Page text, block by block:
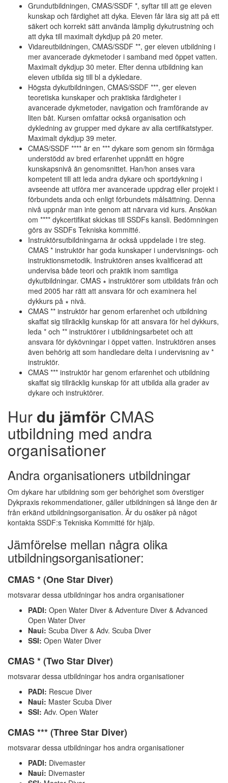
Grundutbildningen, CMAS/SSDF *, syftar till att ge eleven
kunskap och färdighet att dyka. Eleven får lära sig att på ett
säkert och korrekt sätt använda lämplig dykutrustning och
att dyka till maximalt dykdjup på 20 meter.
Vidareutbildningen, CMAS/SSDF **, ger eleven utbildning i
mer avancerade dykmetoder i samband med öppet vatten.
Maximalt dykdjup 30 meter. Efter denna utbildning kan
eleven utbilda sig till bl a dykledare.
Högsta dykutbildningen, CMAS/SSDF ***, ger eleven
teoretiska kunskaper och praktiska färdigheter i
avancerade dykmetoder, navigation och framförande av
liten båt. Kursen omfattar också organisation och
dykledning av grupper med dykare av alla certifikatstyper.
Maximalt dykdjup 39 meter.
CMAS/SSDF **** är en *** dykare som genom sin förmåga
understödd av bred erfarenhet uppnått en högre
kunskapsnivå än genomsnittet. Han/hon anses vara
kompetent till att leda andra dykare och sportdykning i
avseende att utföra mer avancerade uppdrag eller projekt i
förbundets anda och enligt förbundets målsättning. Denna
nivå uppnår man inte genom att närvara vid kurs. Ansökan
om **** dykcertifikat skickas till SSDFs kansli. Bedömningen
görs av SSDFs Tekniska kommitté.
Instruktörsutbildningarna är också uppdelade i tre steg.
CMAS * instruktör har goda kunskaper i undervisnings- och
instruktionsmetodik. Instruktören anses kvalificerad att
undervisa både teori och praktik inom samtliga
dykutbildningar. CMAS ∗ instruktörer som utbildats från och
med 2005 har rätt att ansvara för och examinera hel
dykkurs på ∗ nivå.
CMAS ** instruktör har genom erfarenhet och utbildning
skaffat sig tillräcklig kunskap för att ansvara för hel dykkurs,
leda * och ** instruktörer i utbildningsarbetet och att
ansvara för dykövningar i öppet vatten. Instruktören anses
även behörig att som handledare delta i undervisning av *
instruktör.
CMAS *** instruktör har genom erfarenhet och utbildning
skaffat sig tillräcklig kunskap för att utbilda alla grader av
dykare och instruktörer.
Hur du jämför CMAS
utbildning med andra
organisationer
Andra organisationers utbildningar
Om dykare har utbildning som ger behörighet som överstiger
Dykpraxis rekommendationer, gäller utbildningen så länge den är
från erkänd utbildningsorganisation. Är du osäker på något
kontakta SSDF:s Tekniska Kommitté för hjälp.
Jämförelse mellan några olika
utbildningsorganisationer:
CMAS * (One Star Diver)
motsvarar dessa utbildningar hos andra organisationer
PADI: Open Water Diver & Adventure Diver & Advanced
Open Water Diver
Naui: Scuba Diver & Adv. Scuba Diver
SSI: Open Water Diver
CMAS * (Two Star Diver)
motsvarar dessa utbildningar hos andra organisationer
PADI: Rescue Diver
Naui: Master Scuba Diver
SSI: Adv. Open Water
CMAS *** (Three Star Diver)
motsvarar dessa utbildningar hos andra organisationer
PADI: Divemaster
Naui: Divemaster